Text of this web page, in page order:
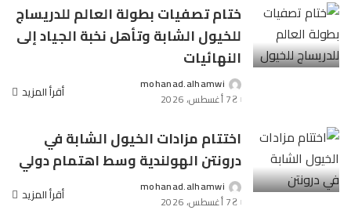
ختام تصفيات بطولة العالم للدريساج
للخيول الشابة وتأهل نخبة الجياد إلى
النهائيات
Posted
by
mohanad.alhamwi
7 أغسطس، 2026
أقرأ المزيد
اختتام مزادات الخيول الشابة في
درونتن الهولندية وسط اهتمام دولي
Posted
by
mohanad.alhamwi
7 أغسطس، 2026
أقرأ المزيد